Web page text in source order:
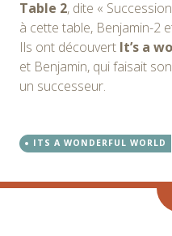
Table 2, dite «
à cette table, Benjamin-2
Ils ont découvert It’s a
et Benjamin, qui faisait
un successeur.
ITS A WONDERFUL WORLD